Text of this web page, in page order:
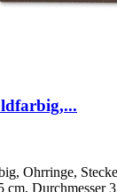
Ohrringe,
cm, Durchmesser